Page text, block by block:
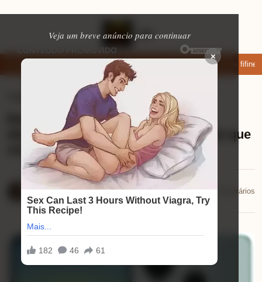
Veja um breve anúncio para continuar
×
apps de namoro que permitem enviar fotos e vídeos Microfone fifine
⏱ 8 min de leitura
Review Xiaomi Redmi Note 14 5G:
descubra por que ele é o smartphone que
você precisa
Mariana Souza
27/10/2025
📅 27/10/2025 💬 0 comentários